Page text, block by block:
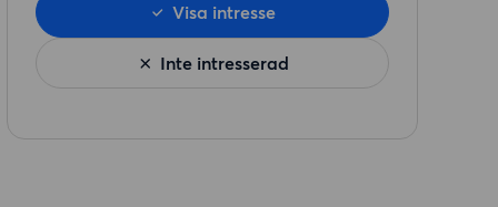
Inte intresserad
Visa intresse